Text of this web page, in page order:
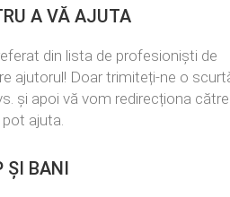
A VĂ AJUTA
din lista de profesioniști de
ajutorul! Doar trimiteți-ne o
și apoi vă vom redirecționa către
ajuta.
ȘI BANI